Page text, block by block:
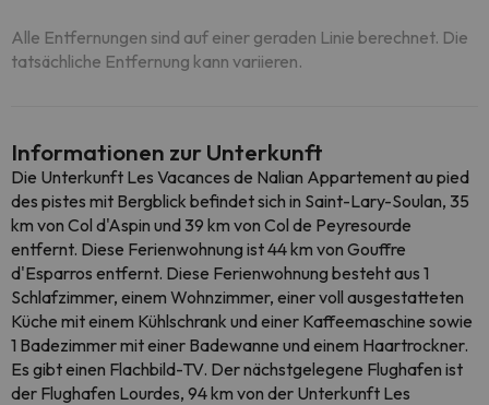
Alle Entfernungen sind auf einer geraden Linie berechnet. Die
tatsächliche Entfernung kann variieren.
Informationen zur Unterkunft
Die Unterkunft Les Vacances de Nalian Appartement au pied
des pistes mit Bergblick befindet sich in Saint-Lary-Soulan, 35
km von Col d'Aspin und 39 km von Col de Peyresourde
entfernt. Diese Ferienwohnung ist 44 km von Gouffre
d'Esparros entfernt. Diese Ferienwohnung besteht aus 1
Schlafzimmer, einem Wohnzimmer, einer voll ausgestatteten
Küche mit einem Kühlschrank und einer Kaffeemaschine sowie
1 Badezimmer mit einer Badewanne und einem Haartrockner.
Es gibt einen Flachbild-TV. Der nächstgelegene Flughafen ist
der Flughafen Lourdes, 94 km von der Unterkunft Les